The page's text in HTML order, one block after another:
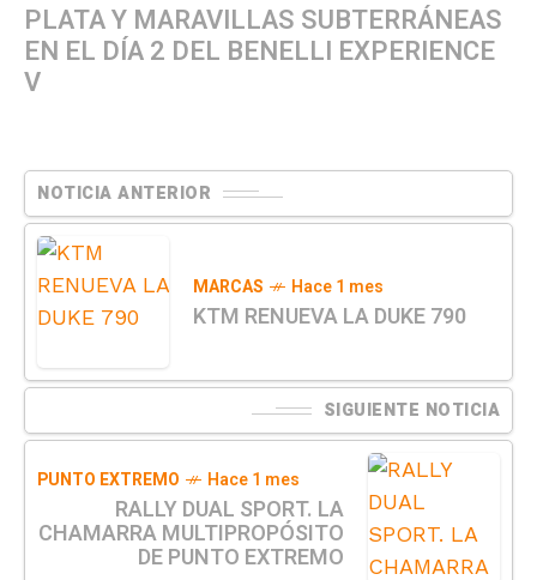
PLATA Y MARAVILLAS SUBTERRÁNEAS
EN EL DÍA 2 DEL BENELLI EXPERIENCE
V
NOTICIA ANTERIOR
MARCAS Hace 1 mes
KTM RENUEVA LA DUKE 790
SIGUIENTE NOTICIA
PUNTO EXTREMO Hace 1 mes
RALLY DUAL SPORT. LA
CHAMARRA MULTIPROPÓSITO
DE PUNTO EXTREMO